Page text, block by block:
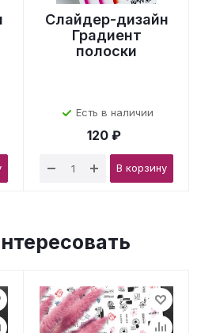
Слайдер-дизайн
Градиент
полоски
Есть в наличии
120 ₽
В корзину